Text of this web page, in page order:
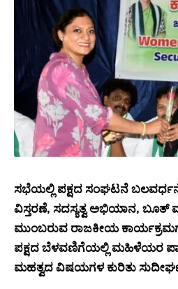
ಸಭೆಯಲ್ಲಿ ಪಕ್ಷದ ಸಂಘಟನೆ
ವಿಸ್ತರಣೆ, ಸದಸ್ಯತ್ವ ಅಭಿಯಾನ,
ಮುಂಬರುವ ರಾಜಕೀಯ
ಪಕ್ಷದ ಬೆಳವಣಿಗೆಯಲ್ಲಿ ಮಹಿಳೆಯರ
ಮಹತ್ವದ ವಿಷಯಗಳ ಕುರಿತು